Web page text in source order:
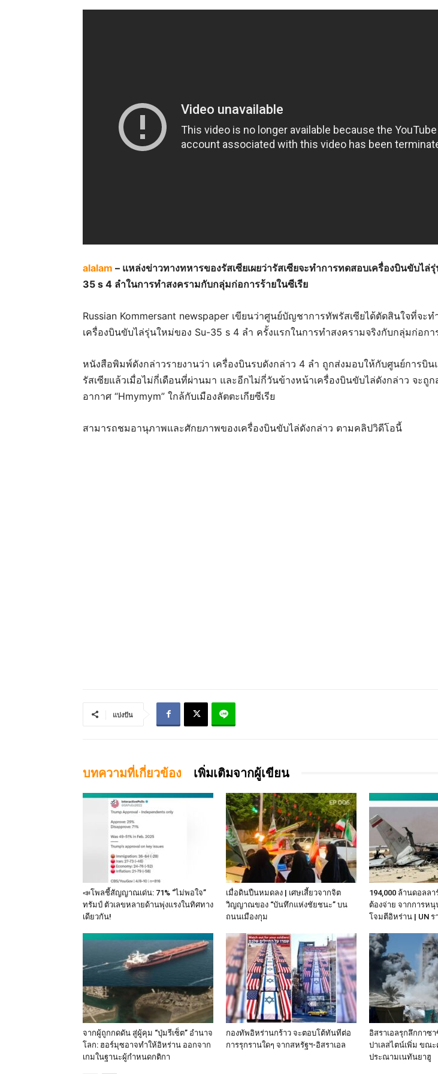
alalam – แหล่งข่าวทางทหารของรัสเซียเผยว่ารัสเซียจะทำการทดสอบเครื่องบินขับไล่
35 s 4 ลำในการทำสงครามกับกลุ่มก่อการร้ายในซีเรีย
Russian Kommersant newspaper เขียนว่าศูนย์บัญชาการทัพรัสเซียได้ตัดสินใจที่จะ
เครื่องบินขับไล่รุ่นใหม่ของ Su-35 s 4 ลำ ครั้งแรกในการทำสงครามจริงกับกลุ่มก่อกา
หนังสือพิมพ์ดังกล่าวรายงานว่า เครื่องบินรบดังกล่าว 4 ลำ ถูกส่งมอบให้กับศูนย์การบิน
รัสเซียแล้วเมื่อไม่กี่เดือนที่ผ่านมา และอีกไม่กี่วันข้างหน้าเครื่องบินขับไล่ดังกล่าว จะถูก
อากาศ “Hmymym” ใกล้กับเมืองลัตตะเกียซีเรีย
สามารถชมอานุภาพและศักยภาพของเครื่องบินขับไล่ดังกล่าว ตามคลิปวิดีโอนี้
แบ่งปัน
บทความที่เกี่ยวข้อง เพิ่มเติมจากผู้เขียน
📣โพลชี้สัญญาณเด่น: 71% “ไม่พอใจ”
ทรัมป์ ตัวเลขหลายด้านพุ่งแรงในทิศทาง
เดียวกัน!
เมื่อดินปืนหมดลง | เศษเสี้ยวจากจิต
วิญญาณของ “บันทึกแห่งชัยชนะ” บน
ถนนเมืองกุม
194,000 ล้านดอลล
ต้องจ่าย จากการหนุ
โจมตีอิหร่าน | UN ร
จากผู้ถูกกดดัน สู่ผู้คุม “ปุ่มรีเซ็ต” อำนาจ
โลก: ฮอร์มุซอาจทำให้อิหร่าน ออกจาก
เกมในฐานะผู้กำหนดกติกา
กองทัพอิหร่านกร้าว จะตอบโต้ทันทีต่อ
การรุกรานใดๆ จากสหรัฐฯ-อิสราเอล
อิสราเอลรุกลึกกาซ
ปาเลสไตน์เพิ่ม ขณะ
ประณามเนทันยาฮู